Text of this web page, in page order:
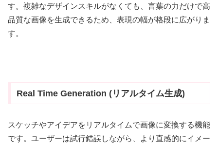
す。複雑なデザインスキルがなくても、言葉の力だけで高
品質な画像を生成できるため、表現の幅が格段に広がりま
す。
Real Time Generation (リアルタイム生成)
スケッチやアイデアをリアルタイムで画像に変換する機能
です。ユーザーは試行錯誤しながら、より直感的にイメー